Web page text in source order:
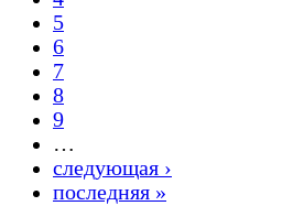
5
6
7
8
9
…
следующая ›
последняя »